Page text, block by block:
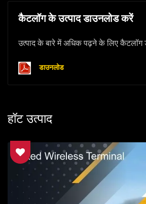
कैटलॉग के उत्पाद डाउनलोड करें
उत्पाद के बारे में अधिक पढ़ने के लिए कैटलॉग
डाउनलोड
हॉट उत्पाद